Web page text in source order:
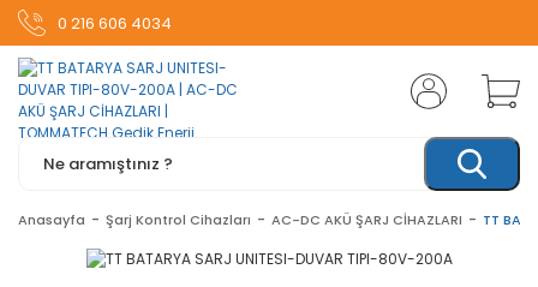
0 216 606 4034
Anasayfa Şarj Kontrol Cihazları AC-DC AKÜ ŞARJ CİHAZLARI TT